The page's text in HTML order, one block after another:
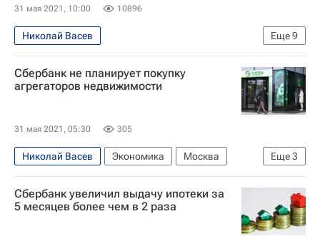
31 мая 2021, 10:00 10896
Еще9
Николай Васев
Интервью – РИА Недвижимость
Ипотека
Федеральная служба государственной регистрации, кадастра и картографии (Росреестр)
ДомКлик
Россия
Сбербанк не планирует покупку
агрегаторов недвижимости
31 мая 2021, 05:30 305
Еще3
Николай Васев Экономика
Москва
Сбербанк России
ДомКлик Сбер
Сбербанк увеличил выдачу ипотеки за
5 месяцев более чем в 2 раза